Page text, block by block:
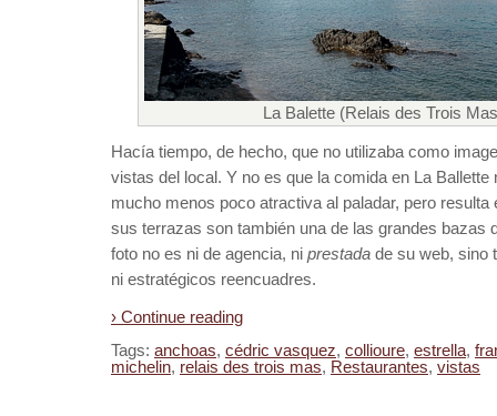
La Balette (Relais des Trois
Hacía tiempo, de hecho, que no utilizaba como
vistas del local. Y no es que la comida en La Ballette
mucho menos poco atractiva al paladar, pero
sus terrazas son también una de las grandes bazas
foto no es ni de agencia, ni prestada de su web, sino
ni estratégicos reencuadres.
› Continue reading
Tags: anchoas, cédric vasquez, collioure, estrella,
michelin, relais des trois mas, Restaurantes, vistas